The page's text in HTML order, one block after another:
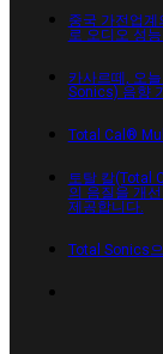
중국 가전업
로 오디오 성
카사르떼, 오
Sonics) 음향
Total Cal®
토탈 칼(Total
의 음질을 개
제공합니다.
Total Sonics